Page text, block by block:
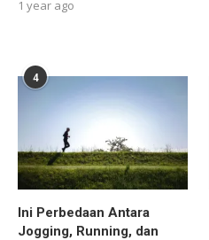
1 year ago
4
Ini Perbedaan Antara
Jogging, Running, dan